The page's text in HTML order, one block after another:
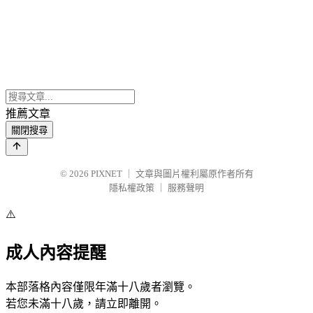
推薦文章
關閉搜尋
© 2026 PIXNET
文章與圖片權利屬原作者所有
隱私權政策
服務聲明
⚠️
成人內容提醒
本部落格內容僅限年滿十八歲者瀏覽。
若您未滿十八歲，請立即離開。